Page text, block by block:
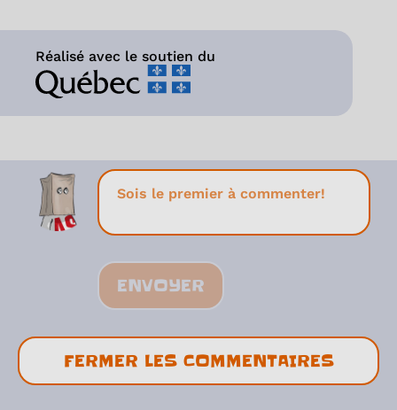
Réalisé avec le soutien du
ENVOYER
FERMER LES COMMENTAIRES